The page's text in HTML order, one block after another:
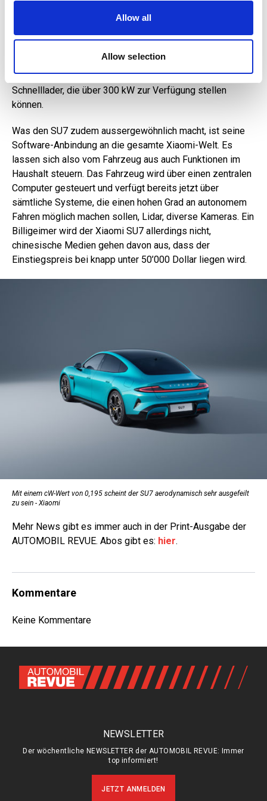
may combine it with other information that you’ve
provided to them or that they’ve collected from your use
Allow all
Allow selection
875-Volt-Architektur, ein neuer Spitzenwert. Genaue
Zahlen zu den Ladegeschwindigkeit will Xiaomi noch nicht
nennen, doch in 5 Minuten sollen 220 Kilometer
Minuten sind es 390 Kilometer. Auch das sind
Rekordwerte - in China gibt es aber bislang kaum
Schnelllader, die über 300 kW zur Verfügung stellen
können.
Was den SU7 zudem aussergewöhnlich macht, ist seine
Software-Anbindung an die gesamte Xiaomi-Welt. Es
lassen sich also vom Fahrzeug aus auch Funktionen im
Haushalt steuern. Das Fahrzeug wird über einen zentralen
Computer gesteuert und verfügt bereits jetzt über
sämtliche Systeme, die einen hohen Grad an autonomem
Fahren möglich machen sollen, Lidar, diverse Kameras. Ein
Billigeimer wird der Xiaomi SU7 allerdings nicht,
chinesische Medien gehen davon aus, dass der
Einstiegspreis bei knapp unter 50’000 Dollar liegen wird.
Mit einem cW-Wert von 0,195 scheint der SU7 aerodynamisch sehr ausgefeilt
zu sein - Xiaomi
Mehr News gibt es immer auch in der Print-Ausgabe der
AUTOMOBIL REVUE. Abos gibt es: hier.
Kommentare
Keine Kommentare
NEWSLETTER
Der wöchentliche NEWSLETTER der AUTOMOBIL REVUE: Immer
top informiert!
JETZT ANMELDEN